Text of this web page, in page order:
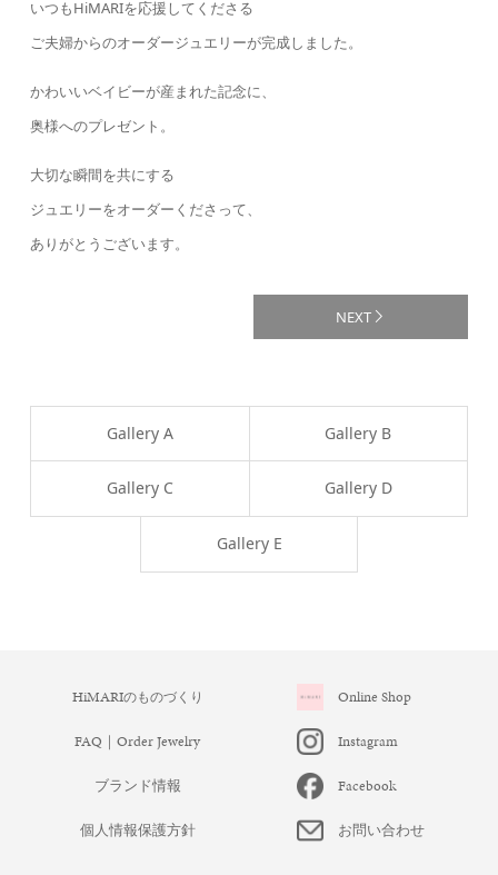
いつもHiMARIを応援してくださる
ご夫婦からのオーダージュエリーが完成しました。
かわいいベイビーが産まれた記念に、
奥様へのプレゼント。
大切な瞬間を共にする
ジュエリーをオーダーくださって、
ありがとうございます。
NEXT
Gallery A Gallery B
Gallery C Gallery D
Gallery E
HiMARIのものづくり
FAQ｜Order Jewelry
ブランド情報
個人情報保護方針
Online Shop
Instagram
Facebook
お問い合わせ